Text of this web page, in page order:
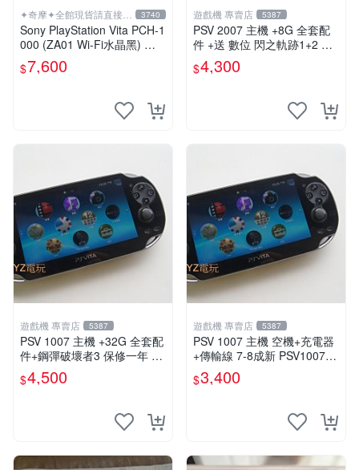
✦奇摩✦全館現貨請直接下
標
3740
Sony PlayStation Vita PCH-1
000 (ZA01 Wi-Fi水晶黑) 掌
上遊戲機 5英吋多點觸控螢幕
$7,600
遊戲機 專賣店 5387
PSV 2007 主機 +8G 全套配
件 +送 數位 閃之軌跡1+2 保
修一年 品質有保障
$4,300
遊戲機 專賣店 5387
PSV 1007 主機 +32G 全套配
件+鋼彈破壞者3 保修一年 品
質有保障 psvita
$4,500
遊戲機 專賣店 5387
PSV 1007 主機 空機+充電器
+傳輸線 7-8成新 PSV1007
一年保修
$3,400